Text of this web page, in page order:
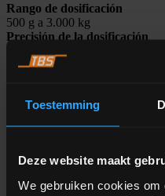
Toestemming
Deze website maakt
We gebruiken cookies
Rango de dosificación
500 g a 3.000 kg
Precisión de la dosificación
Precisión del peso
3.000 kg
Balanza en balanza